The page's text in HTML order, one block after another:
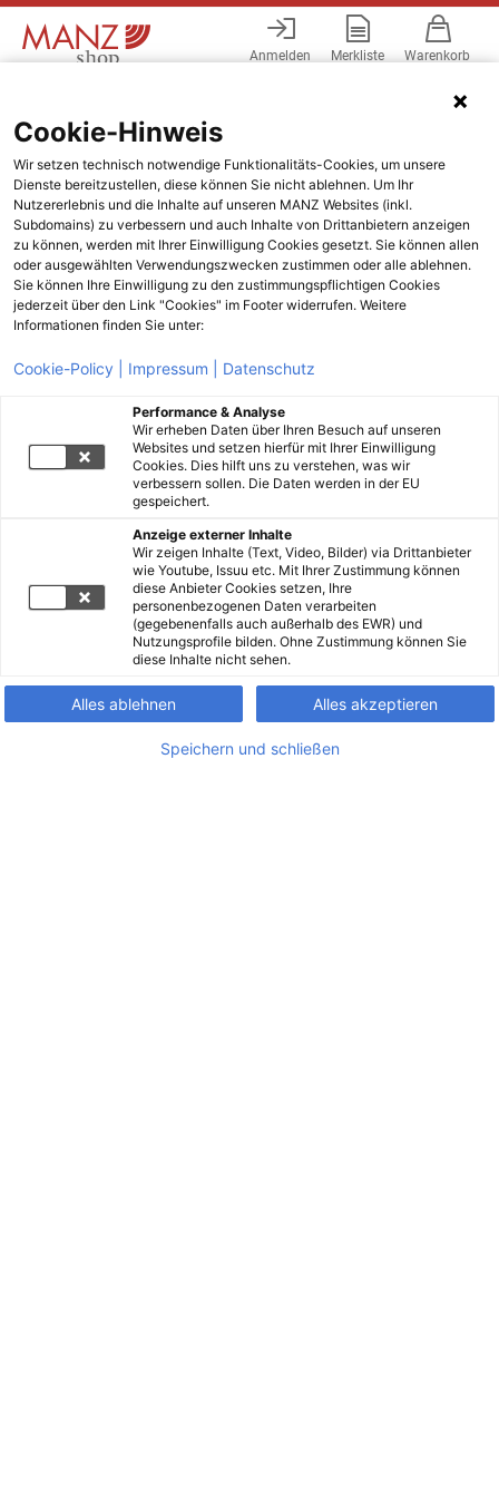
Anmelden Merkliste Warenkorb
Cookie-Hinweis
Wir setzen technisch notwendige Funktionalitäts-Cookies, um unsere
Dienste bereitzustellen, diese können Sie nicht ablehnen. Um Ihr
Nutzererlebnis und die Inhalte auf unseren MANZ Websites (inkl.
Subdomains) zu verbessern und auch Inhalte von Drittanbietern anzeigen
zu können, werden mit Ihrer Einwilligung Cookies gesetzt. Sie können allen
oder ausgewählten Verwendungszwecken zustimmen oder alle ablehnen.
Sie können Ihre Einwilligung zu den zustimmungspflichtigen Cookies
jederzeit über den Link "Cookies" im Footer widerrufen. Weitere
Informationen finden Sie unter:
Cookie-Policy | Impressum | Datenschutz
Performance & Analyse
Wir erheben Daten über Ihren Besuch auf unseren
Websites und setzen hierfür mit Ihrer Einwilligung
Cookies. Dies hilft uns zu verstehen, was wir
verbessern sollen. Die Daten werden in der EU
gespeichert.
Anzeige externer Inhalte
Wir zeigen Inhalte (Text, Video, Bilder) via Drittanbieter
wie Youtube, Issuu etc. Mit Ihrer Zustimmung können
diese Anbieter Cookies setzen, Ihre
personenbezogenen Daten verarbeiten
(gegebenenfalls auch außerhalb des EWR) und
Nutzungsprofile bilden. Ohne Zustimmung können Sie
diese Inhalte nicht sehen.
Alles ablehnen Alles akzeptieren
Speichern und schließen